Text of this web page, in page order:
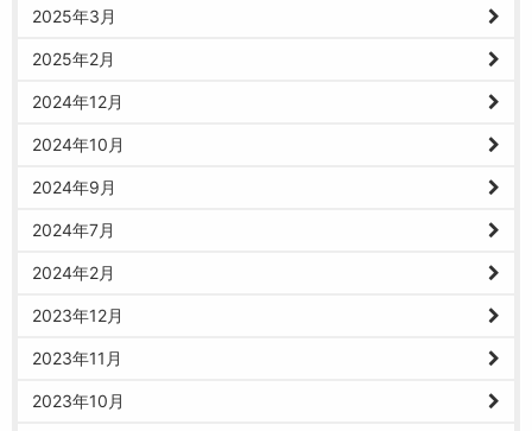
2025年3月
2025年2月
2024年12月
2024年10月
2024年9月
2024年7月
2024年2月
2023年12月
2023年11月
2023年10月